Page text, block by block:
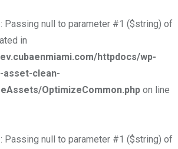
Passing null to parameter #1 ($string) of
in
httpdocs/wp-
asset-clean-
OptimizeCommon.php on line
Passing null to parameter #1 ($string) of